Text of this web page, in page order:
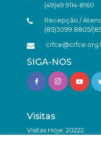
(49)49 9114-8160
Recepção /
(85)3099.8805/
SIGA-NOS
Visitas
Visitas Hoje: 20222